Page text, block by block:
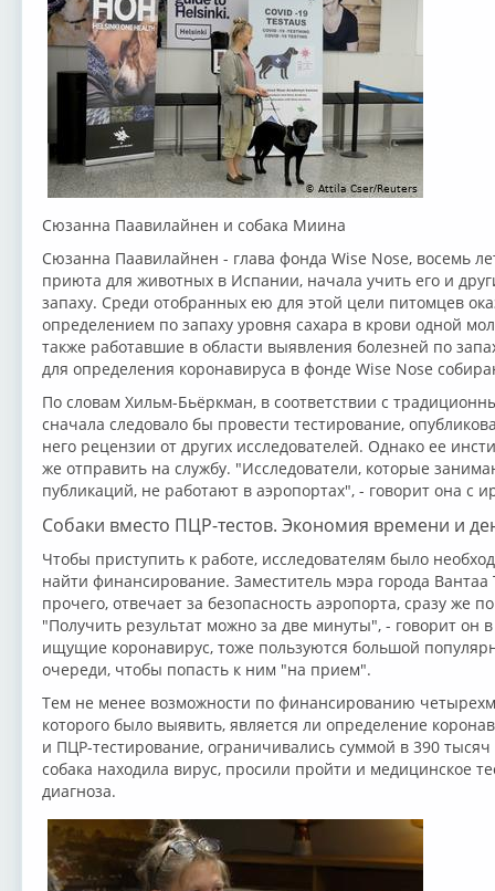
Сюзанна Паавилайнен и собака Миина
Сюзанна Паавилайнен - глава фонда Wise Nose, восемь
приюта для животных в Испании, начала учить его и
запаху. Среди отобранных ею для этой цели питомцев
определением по запаху уровня сахара в крови одной
также работавшие в области выявления болезней по
для определения коронавируса в фонде Wise Nose
По словам Хильм-Бьёркман, в соответствии с
сначала следовало бы провести тестирование,
него рецензии от других исследователей. Однако ее
же отправить на службу. "Исследователи, которые
публикаций, не работают в аэропортах", - говорит она с
Собаки вместо ПЦР-тестов. Экономия времени и
Чтобы приступить к работе, исследователям было
найти финансирование. Заместитель мэра города
прочего, отвечает за безопасность аэропорта, сразу же
"Получить результат можно за две минуты", - говорит он
ищущие коронавирус, тоже пользуются большой
очереди, чтобы попасть к ним "на прием".
Тем не менее возможности по финансированию
которого было выявить, является ли определение
и ПЦР-тестирование, ограничивались суммой в 390 тысяч
собака находила вирус, просили пройти и медицинское
диагноза.